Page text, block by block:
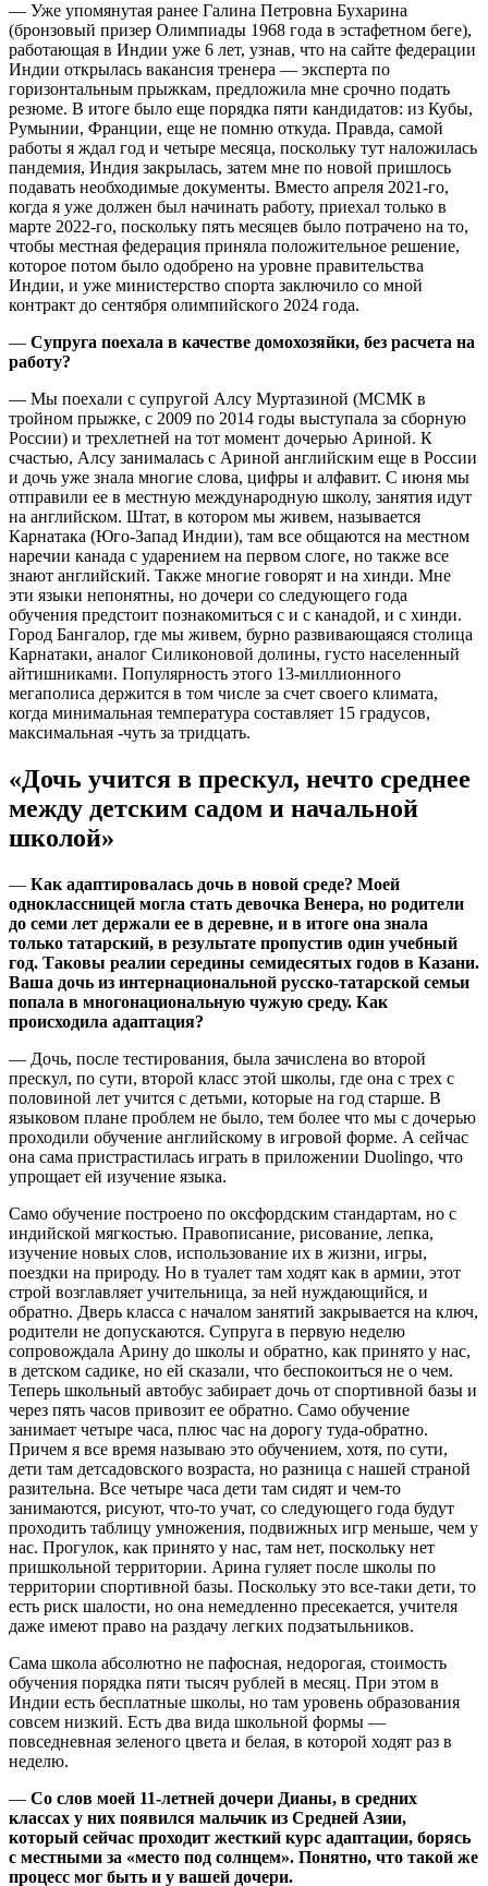
— Уже упомянутая ранее Галина Петровна Бухарина
(бронзовый призер Олимпиады 1968 года в эстафетном беге),
работающая в Индии уже 6 лет, узнав, что на сайте федерации
Индии открылась вакансия тренера — эксперта по
горизонтальным прыжкам, предложила мне срочно подать
резюме. В итоге было еще порядка пяти кандидатов: из Кубы,
Румынии, Франции, еще не помню откуда. Правда, самой
работы я ждал год и четыре месяца, поскольку тут наложилась
пандемия, Индия закрылась, затем мне по новой пришлось
подавать необходимые документы. Вместо апреля 2021-го,
когда я уже должен был начинать работу, приехал только в
марте 2022-го, поскольку пять месяцев было потрачено на то,
чтобы местная федерация приняла положительное решение,
которое потом было одобрено на уровне правительства
Индии, и уже министерство спорта заключило со мной
контракт до сентября олимпийского 2024 года.
— Супруга поехала в качестве домохозяйки, без расчета на
работу?
— Мы поехали с супругой Алсу Муртазиной (МСМК в
тройном прыжке, с 2009 по 2014 годы выступала за сборную
России) и трехлетней на тот момент дочерью Ариной. К
счастью, Алсу занималась с Ариной английским еще в России
и дочь уже знала многие слова, цифры и алфавит. С июня мы
отправили ее в местную международную школу, занятия идут
на английском. Штат, в котором мы живем, называется
Карнатака (Юго-Запад Индии), там все общаются на местном
наречии канада с ударением на первом слоге, но также все
знают английский. Также многие говорят и на хинди. Мне
эти языки непонятны, но дочери со следующего года
обучения предстоит познакомиться с и с канадой, и с хинди.
Город Бангалор, где мы живем, бурно развивающаяся столица
Карнатаки, аналог Силиконовой долины, густо населенный
айтишниками. Популярность этого 13-миллионного
мегаполиса держится в том числе за счет своего климата,
когда минимальная температура составляет 15 градусов,
максимальная -чуть за тридцать.
«Дочь учится в прескул, нечто среднее
между детским садом и начальной
школой»
— Как адаптировалась дочь в новой среде? Моей
одноклассницей могла стать девочка Венера, но родители
до семи лет держали ее в деревне, и в итоге она знала
только татарский, в результате пропустив один учебный
год. Таковы реалии середины семидесятых годов в Казани.
Ваша дочь из интернациональной русско-татарской семьи
попала в многонациональную чужую среду. Как
происходила адаптация?
— Дочь, после тестирования, была зачислена во второй
прескул, по сути, второй класс этой школы, где она с трех с
половиной лет учится с детьми, которые на год старше. В
языковом плане проблем не было, тем более что мы с дочерью
проходили обучение английскому в игровой форме. А сейчас
она сама пристрастилась играть в приложении Duolingo, что
упрощает ей изучение языка.
Само обучение построено по оксфордским стандартам, но с
индийской мягкостью. Правописание, рисование, лепка,
изучение новых слов, использование их в жизни, игры,
поездки на природу. Но в туалет там ходят как в армии, этот
строй возглавляет учительница, за ней нуждающийся, и
обратно. Дверь класса с началом занятий закрывается на ключ,
родители не допускаются. Супруга в первую неделю
сопровождала Арину до школы и обратно, как принято у нас,
в детском садике, но ей сказали, что беспокоиться не о чем.
Теперь школьный автобус забирает дочь от спортивной базы и
через пять часов привозит ее обратно. Само обучение
занимает четыре часа, плюс час на дорогу туда-обратно.
Причем я все время называю это обучением, хотя, по сути,
дети там детсадовского возраста, но разница с нашей страной
разительна. Все четыре часа дети там сидят и чем-то
занимаются, рисуют, что-то учат, со следующего года будут
проходить таблицу умножения, подвижных игр меньше, чем у
нас. Прогулок, как принято у нас, там нет, поскольку нет
пришкольной территории. Арина гуляет после школы по
территории спортивной базы. Поскольку это все-таки дети, то
есть риск шалости, но она немедленно пресекается, учителя
даже имеют право на раздачу легких подзатыльников.
Сама школа абсолютно не пафосная, недорогая, стоимость
обучения порядка пяти тысяч рублей в месяц. При этом в
Индии есть бесплатные школы, но там уровень образования
совсем низкий. Есть два вида школьной формы —
повседневная зеленого цвета и белая, в которой ходят раз в
неделю.
— Со слов моей 11-летней дочери Дианы, в средних
классах у них появился мальчик из Средней Азии,
который сейчас проходит жесткий курс адаптации, борясь
с местными за «место под солнцем». Понятно, что такой же
процесс мог быть и у вашей дочери.